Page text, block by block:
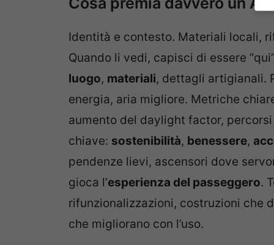
Identità e contesto. Materiali locali,
Quando li vedi, capisci di essere
luogo, materiali, dettagli artigianali.
energia, aria migliore. Metriche
aumento del daylight factor,
chiave: sostenibilità, benessere,
pendenze lievi, ascensori dove
gioca l’esperienza del passeggero.
rifunzionalizzazioni, costruzioni che
che migliorano con l’uso.